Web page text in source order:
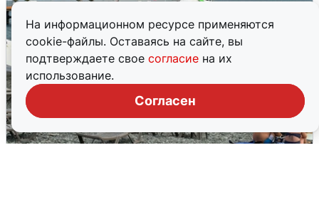
На информационном ресурсе применяются
cookie-файлы. Оставаясь на сайте, вы
подтверждаете свое согласие на их
использование.
Согласен